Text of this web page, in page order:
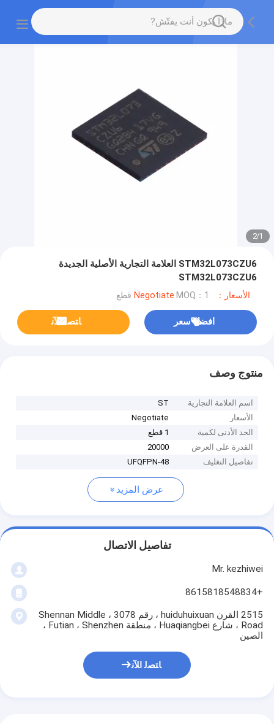
1
/
2
STM32L073CZU6 العلامة التجارية الأصلية الجديدة
STM32L073CZU6
الأسعار：Negotiate MOQ：1 قطع
افضل سعر ﺎﺘﺼﻟ ﺍﻶﻧ
منتوج وصف
اسم العلامة التجارية
ST
الأسعار
Negotiate
الحد الأدنى لكمية
1 قطع
القدرة على العرض
20000
تفاصيل التغليف
UFQFPN-48
عرض المزيد
تفاصيل الاتصال
Mr. kezhiwei
+8615818548834
2515 القرن huiduhuixuan ، رقم 3078 ، Shennan Middle
Road ، شارع Huaqiangbei ، منطقة Futian ، Shenzhen ،
الصين
ﺎﺘﺼﻟ ﺍﻶﻧ